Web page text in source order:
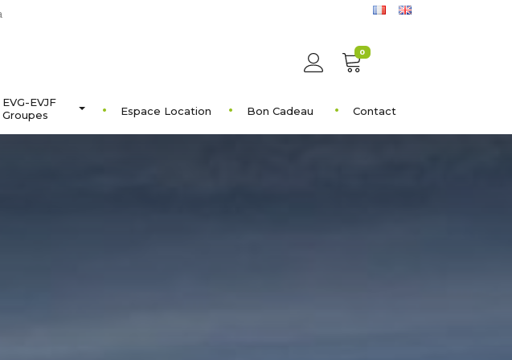
0
EVG-EVJF
Groupes
Espace Location Bon Cadeau Contact